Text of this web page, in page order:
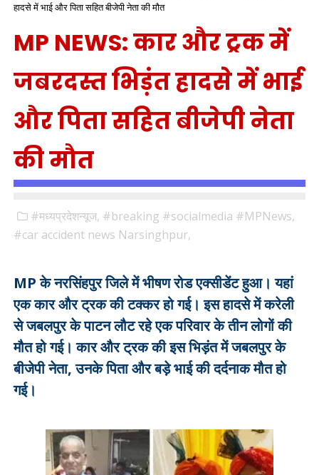
हादसे में भाई और पिता सहित बीजेपी नेता की मौत
MP NEWS: कार और ट्रक में
जबरदस्त भिड़ंत हादसे में भाई
और पिता सहित बीजेपी नेता
की मौत
#मध्यप्रदेशन्यूज, #breaking #socialmedia #MPNews,
#car accident news Narsinghpur,
MP के नरसिंहपुर जिले में भीषण रोड एक्सीडेंट हुआ। यहां
एक कार और ट्रक की टक्कर हो गई। इस हादसे में करेली
से जबलपुर के पाटन लौट रहे एक परिवार के तीन लोगों की
मौत हो गई। कार और ट्रक की इस भिड़ंत में जबलपुर के
बीजेपी नेता, उनके पिता और बड़े भाई की दर्दनाक मौत हो
गई।